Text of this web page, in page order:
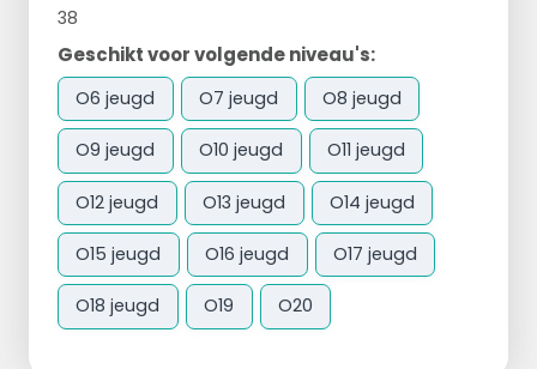
38
Geschikt voor volgende niveau's:
O6 jeugd O7 jeugd O8 jeugd
O9 jeugd O10 jeugd O11 jeugd
O12 jeugd O13 jeugd O14 jeugd
O15 jeugd O16 jeugd O17 jeugd
O18 jeugd O19 O20